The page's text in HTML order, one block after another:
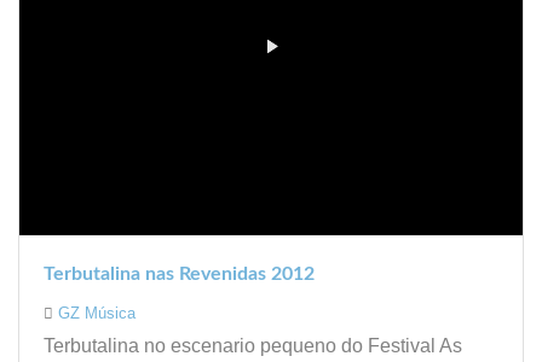
Terbutalina nas Revenidas 2012
GZ Música
Terbutalina no escenario pequeno do Festival As